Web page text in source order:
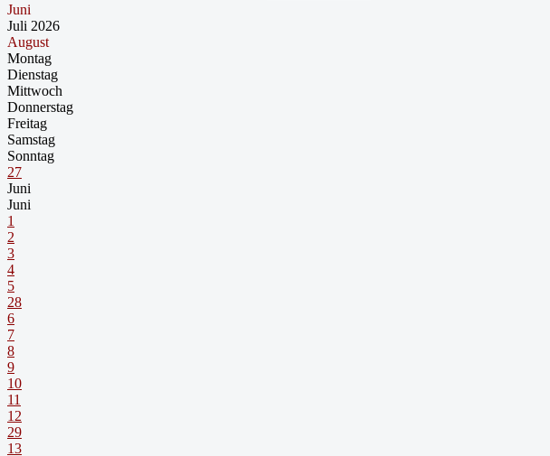
Juni
Juli 2026
August
Montag
Dienstag
Mittwoch
Donnerstag
Freitag
Samstag
Sonntag
27
Juni
Juni
1
2
3
4
5
28
6
7
8
9
10
11
12
29
13